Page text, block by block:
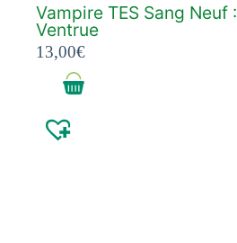
Vampire TES Sang Neuf :
Ventrue
13,00€